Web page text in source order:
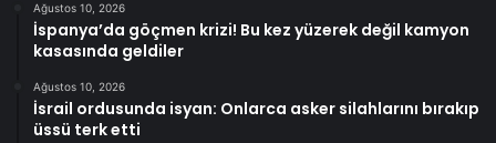
Ağustos 10, 2026
İspanya’da göçmen krizi! Bu kez yüzerek değil kamyon
kasasında geldiler
Ağustos 10, 2026
İsrail ordusunda isyan: Onlarca asker silahlarını bırakıp
üssü terk etti